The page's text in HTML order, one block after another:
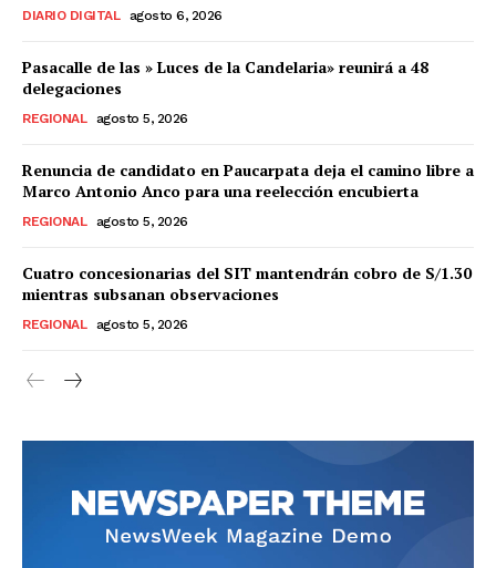
DIARIO DIGITAL agosto 6, 2026
Pasacalle de las » Luces de la Candelaria» reunirá a 48
delegaciones
REGIONAL agosto 5, 2026
Renuncia de candidato en Paucarpata deja el camino libre a
Marco Antonio Anco para una reelección encubierta
REGIONAL agosto 5, 2026
Cuatro concesionarias del SIT mantendrán cobro de S/1.30
mientras subsanan observaciones
REGIONAL agosto 5, 2026